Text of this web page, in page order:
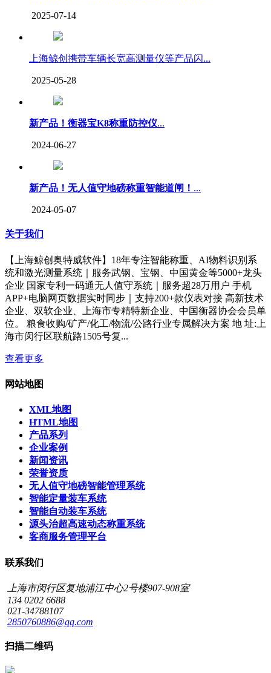
2025-07-14
上海鲸创携带车辆长宽高测量仪等产品闪...
2025-05-28
新产品！衡器宝K8称重防控仪...
2024-06-27
新产品！无人值守地磅称重智能道闸！ ...
2024-05-07
关于我们
【上海鲸创奥特威软件】18年专注智能称重、AI物料识别系
统和激光测量系统｜服务武钢、宝钢、中国黄金等5000+龙头
企业 国家专利一码通无人值守系统｜服务超28万用户 手机
APP+电脑网页数据实时同步｜支持200+款仪表对接 高新技术
企业、双软企业、上海市专精特新企业、中国衡器协会会员单
位。 粮食收购/矿产/化工/物流/公路行业专属解决方案 地 址:上
海市闵行区联航路1505号复...
查看更多
网站地图
XML地图
HTML地图
产品系列
企业案例
新闻资讯
荣誉资质
无人值守地磅智能管理系统
智能定量装车系统
智能自动装车系统
源头治超高速动态称重系统
客商服务管理平台
联系我们
上海市闵行区复地浦江中心2号楼907-908室
134 0202 6688
021-34788107
2850760886@qq.com
扫描二维码